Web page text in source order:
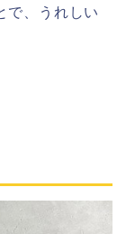
で、うれしい